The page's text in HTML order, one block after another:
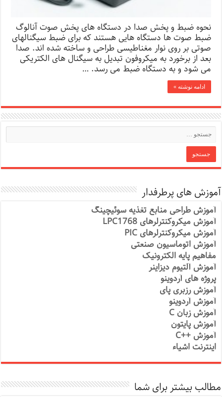
نحوه ضبط و پخش صدا در دستگاه های پخش صوت آنالوگ
ضبط صوت ها دستگاه هایی هستند که برای ضبط سیگنالهای
صوتی بر روی نوار مغناطیسی طراحی و ساخته شده اند. صدا
بعد از برخورد به میکروفون تبدیل به سیگنال های الکتریکی
می شود و به دستگاه ضبط می رسد. …
ادامه نوشته »
آموزش های پرطرفدار
آموزش طراحی منابع تغذیه سوئیچینگ
آموزش میکروکنترلرهای LPC1768
آموزش میکروکنترلرهای PIC
آموزش اتوماسیون صنعتی
مفاهیم پایه الکترونیک
آموزش آلتیوم دیزاینر
پروژه های آردوینو
آموزش رزبری پای
آموزش آردوینو
آموزش زبان C
آموزش پایتون
آموزش ++C
اینترنت اشیاء
مطالب بیشتر برای شما